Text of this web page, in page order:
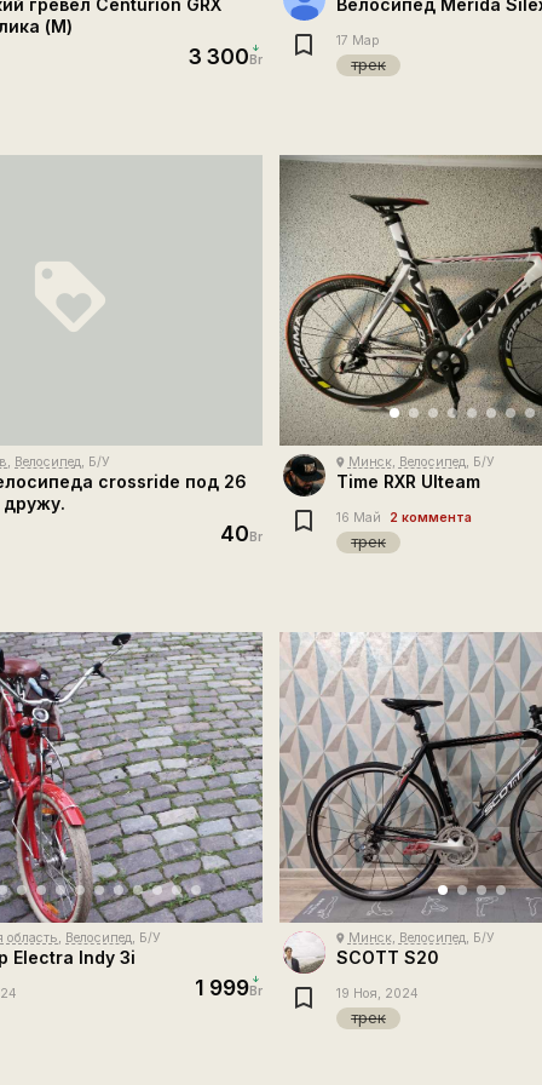
гревел Centurion GRX
(M)
3 300 Br
Велосипед Merida
17 Мар
трек
loyalty
, Велосипед, Б/У
crossride под 26
дружу.
40Br
place Минск, Велосипед, Б/У
Time RXR Ulteam
16 Май 2 коммента
трек
область, Велосипед, Б/У
Electra Indy 3i
1 999Br
place Минск, Велосипед, Б/У
SCOTT S20
19 Ноя, 2024
трек